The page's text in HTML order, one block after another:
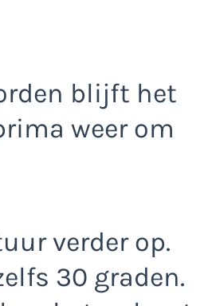
blijft het
weer om
verder op.
30 graden.